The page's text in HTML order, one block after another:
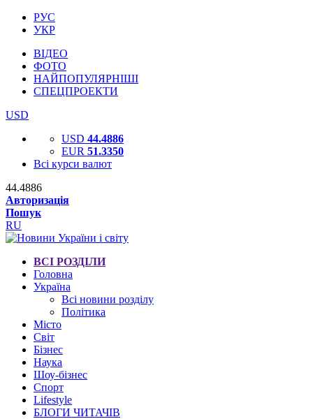
РУС
УКР
ВІДЕО
ФОТО
НАЙПОПУЛЯРНІШІ
СПЕЦПРОЕКТИ
USD
USD 44.4886
EUR 51.3350
Всі курси валют
44.4886
Авторизація
Пошук
RU
ВСІ РОЗДІЛИ
Головна
Україна
Всі новини розділу
Політика
Місто
Світ
Бізнес
Наука
Шоу-бізнес
Спорт
Lifestyle
БЛОГИ ЧИТАЧІВ